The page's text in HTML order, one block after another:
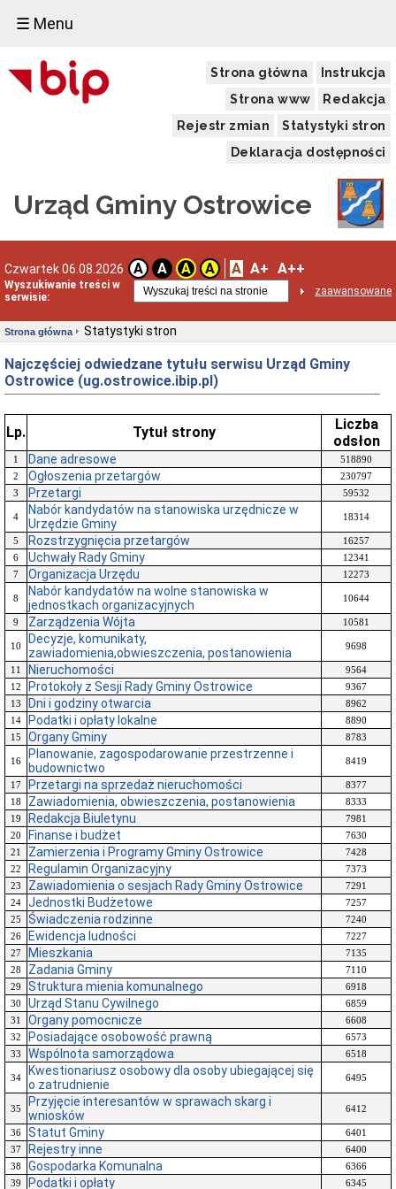
☰ Menu
Strona główna
Instrukcja
Strona www
Redakcja
Rejestr zmian
Statystyki stron
Deklaracja dostępności
Urząd Gminy Ostrowice
Czwartek 06.08.2026 A A A A A A+ A++
Wyszukiwanie treści w
serwisie:
zaawansowane
Strona główna Statystyki stron
Najczęściej odwiedzane tytułu serwisu Urząd Gminy
Ostrowice (ug.ostrowice.ibip.pl)
Lp. Tytuł strony
Liczba
odsłon
1 Dane adresowe
518890
2
Ogłoszenia przetargów
230797
3
Przetargi 59532
4
Nabór kandydatów na stanowiska urzędnicze w
Urzędzie Gminy
18314
5 Rozstrzygnięcia przetargów
16257
6
Uchwały Rady Gminy
12341
7
Organizacja Urzędu 12273
8
Nabór kandydatów na wolne stanowiska w
jednostkach organizacyjnych
10644
9 Zarządzenia Wójta 10581
10
Decyzje, komunikaty,
zawiadomienia,obwieszczenia, postanowienia
9698
11 Nieruchomości
9564
12
Protokoły z Sesji Rady Gminy Ostrowice
9367
13
Dni i godziny otwarcia
8962
14
Podatki i opłaty lokalne
8890
15
Organy Gminy 8783
16
Planowanie, zagospodarowanie przestrzenne i
budownictwo
8419
17 Przetargi na sprzedaż nieruchomości
8377
18
Zawiadomienia, obwieszczenia, postanowienia
8333
19
Redakcja Biuletynu
7981
20
Finanse i budżet
7630
21
Zamierzenia i Programy Gminy Ostrowice
7428
22
Regulamin Organizacyjny
7373
23
Zawiadomienia o sesjach Rady Gminy Ostrowice
7291
24
Jednostki Budżetowe
7257
25
Świadczenia rodzinne
7240
26
Ewidencja ludności
7227
27
Mieszkania
7135
28
Zadania Gminy
7110
29
Struktura mienia komunalnego
6918
30
Urząd Stanu Cywilnego
6859
31
Organy pomocnicze
6608
32
Posiadające osobowość prawną
6573
33
Wspólnota samorządowa 6518
34
Kwestionariusz osobowy dla osoby ubiegającej się
o zatrudnienie
6495
35
Przyjęcie interesantów w sprawach skarg i
wniosków
6412
36 Statut Gminy
6401
37
Rejestry inne
6400
38
Gospodarka Komunalna
6366
39
Podatki i opłaty 6345